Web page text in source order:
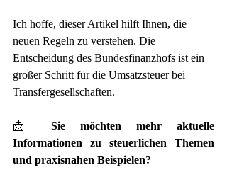
Ich hoffe, dieser Artikel hilft Ihnen, die
neuen Regeln zu verstehen. Die
Entscheidung des Bundesfinanzhofs ist ein
großer Schritt für die Umsatzsteuer bei
Transfergesellschaften.
📩 Sie möchten mehr aktuelle
Informationen zu steuerlichen Themen
und praxisnahen Beispielen?